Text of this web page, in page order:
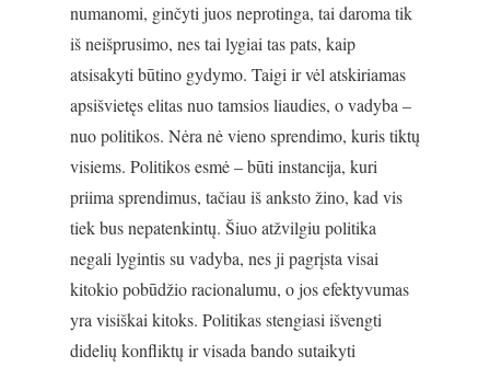
numanomi, ginčyti juos neprotinga, tai daroma tik
iš neišprusimo, nes tai lygiai tas pats, kaip
atsisakyti būtino gydymo. Taigi ir vėl atskiriamas
apsišvietęs elitas nuo tamsios liaudies, o vadyba –
nuo politikos. Nėra nė vieno sprendimo, kuris tiktų
visiems. Politikos esmė – būti instancija, kuri
priima sprendimus, tačiau iš anksto žino, kad vis
tiek bus nepatenkintų. Šiuo atžvilgiu politika
negali lygintis su vadyba, nes ji pagrįsta visai
kitokio pobūdžio racionalumu, o jos efektyvumas
yra visiškai kitoks. Politikas stengiasi išvengti
didelių konfliktų ir visada bando sutaikyti